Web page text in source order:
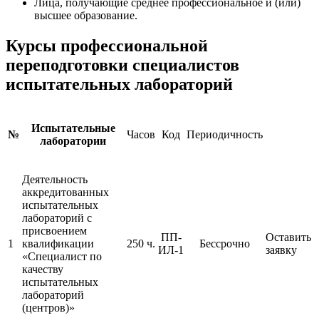
Лица, получающие среднее профессиональное и (или)
высшее образование.
Курсы профессиональной
переподготовки специалистов
испытательных лабораторий
№
Испытательные
лаборатории
Часов Код Периодичность
1
Деятельность
аккредитованных
испытательных
лабораторий с
присвоением
квалификации
«Специалист по
качеству
испытательных
лабораторий
(центров)»
250 ч.
ПП-
ИЛ-1
Бессрочно
Оставить
заявку